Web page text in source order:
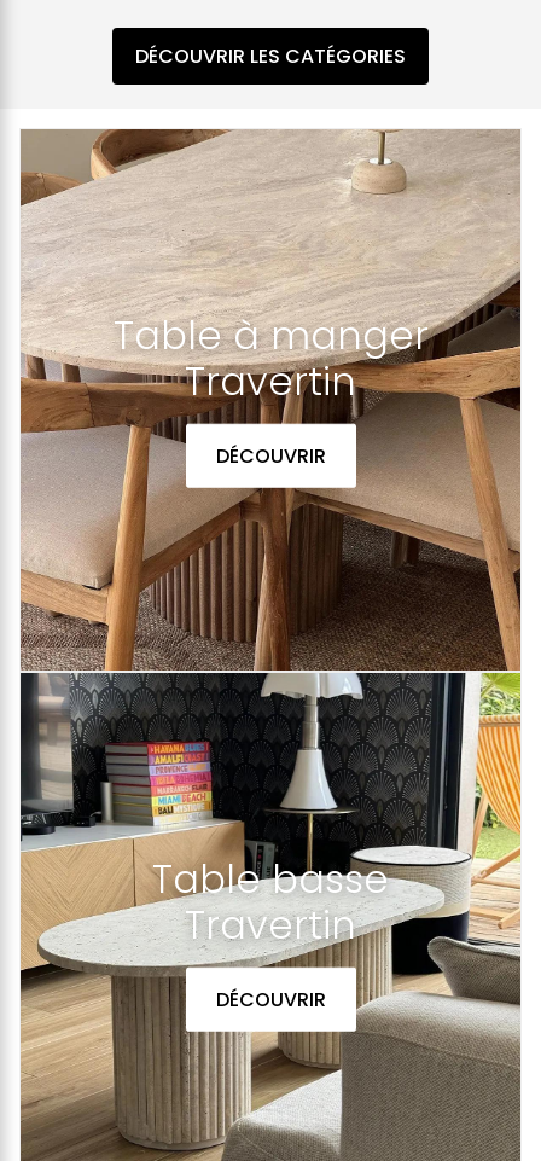
DÉCOUVRIR LES CATÉGORIES
Table à manger
Travertin
DÉCOUVRIR
Table basse
Travertin
DÉCOUVRIR